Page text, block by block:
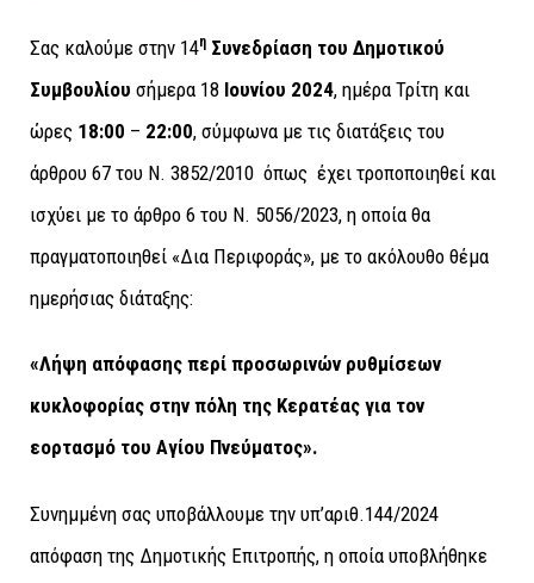
Σας καλούμε στην 14η Συνεδρίαση του Δημοτικού
Συμβουλίου σήμερα 18 Ιουνίου 2024, ημέρα Τρίτη και
ώρες 18:00 – 22:00, σύμφωνα με τις διατάξεις του
άρθρου 67 του Ν. 3852/2010 όπως έχει τροποποιηθεί και
ισχύει με το άρθρο 6 του Ν. 5056/2023, η οποία θα
πραγματοποιηθεί «Δια Περιφοράς», με τo ακόλουθο θέμα
ημερήσιας διάταξης:
«Λήψη απόφασης περί προσωρινών ρυθμίσεων
κυκλοφορίας στην πόλη της Κερατέας για τον
εορτασμό του Αγίου Πνεύματος».
Συνημμένη σας υποβάλλουμε την υπ’αριθ.144/2024
απόφαση της Δημοτικής Επιτροπής, η οποία υποβλήθηκε